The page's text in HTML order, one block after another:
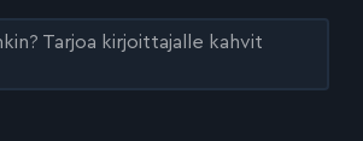
Tarjoa kirjoittajalle kahvit